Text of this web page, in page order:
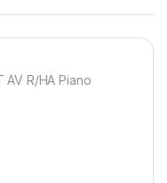
AV R/HA Piano